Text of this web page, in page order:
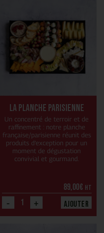
La planche Parisienne
Un concentré de terroir et de
raffinement : notre planche
française/parisienne réunit des
produits d’exception pour un
moment de dégustation
convivial et gourmand.
89,00€ HT
- + Ajouter